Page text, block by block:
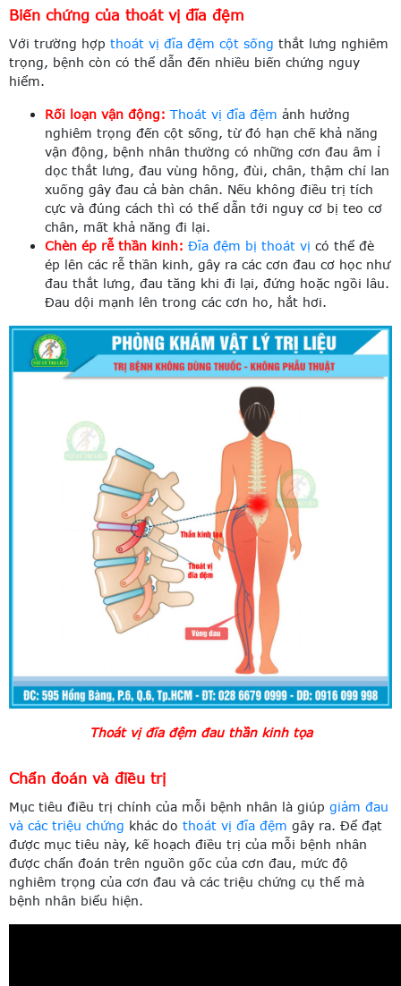
Biến chứng của thoát vị đĩa đệm
Với trường hợp thoát vị đĩa đệm cột sống thắt lưng nghiêm
trọng, bệnh còn có thể dẫn đến nhiều biến chứng nguy
hiểm.
Rối loạn vận động: Thoát vị đĩa đệm ảnh hưởng
nghiêm trọng đến cột sống, từ đó hạn chế khả năng
vận động, bệnh nhân thường có những cơn đau âm ỉ
dọc thắt lưng, đau vùng hông, đùi, chân, thậm chí lan
xuống gây đau cả bàn chân. Nếu không điều trị tích
cực và đúng cách thì có thể dẫn tới nguy cơ bị teo cơ
chân, mất khả năng đi lại.
Chèn ép rễ thần kinh: Đĩa đệm bị thoát vị có thể đè
ép lên các rễ thần kinh, gây ra các cơn đau cơ học như
đau thắt lưng, đau tăng khi đi lại, đứng hoặc ngồi lâu.
Đau dội mạnh lên trong các cơn ho, hắt hơi.
Thoát vị đĩa đệm đau thần kinh tọa
Chẩn đoán và điều trị
Mục tiêu điều trị chính của mỗi bệnh nhân là giúp giảm đau
và các triệu chứng khác do thoát vị đĩa đệm gây ra. Để đạt
được mục tiêu này, kế hoạch điều trị của mỗi bệnh nhân
được chẩn đoán trên nguồn gốc của cơn đau, mức độ
nghiêm trọng của cơn đau và các triệu chứng cụ thể mà
bệnh nhân biểu hiện.